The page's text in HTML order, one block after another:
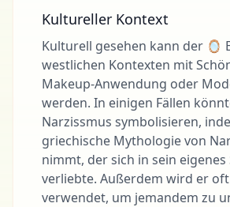
Kultureller Kontext
Kulturell gesehen kann der 🪞
westlichen Kontexten mit
Makeup-Anwendung oder
werden. In einigen Fällen
Narzissmus symbolisieren,
griechische Mythologie von
nimmt, der sich in sein eigenes
verliebte. Außerdem wird er
verwendet, um jemandem zu